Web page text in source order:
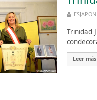
ESJAPON
Trinidad
Leer